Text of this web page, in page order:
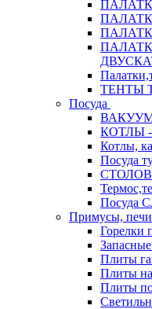
ТЕНТЫ
Посуда
КОТЛЫ
Котлы,
Посуда
Посуда
Примусы, печи
Горелки
Плиты
Плиты
Плиты